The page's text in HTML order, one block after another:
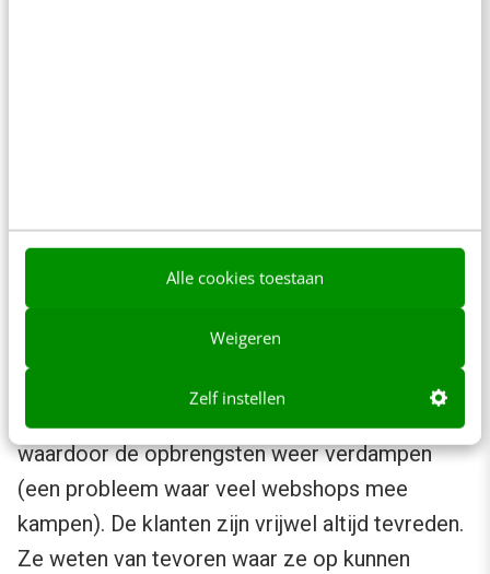
Alle cookies toestaan
Weigeren
Zelf instellen
Coolblue noemt minpunten op bij producten en
vergroot de geloofwaardigheid van de
producten (ander voorbeeld van een stofzuiger
vind je hieronder). Het levert uitsluitend
‘comfortabele conversies’ op. Dat wil zeggen:
conversies leiden niet tot talloze retours,
waardoor de opbrengsten weer verdampen
(een probleem waar veel webshops mee
kampen). De klanten zijn vrijwel altijd tevreden.
Ze weten van tevoren waar ze op kunnen